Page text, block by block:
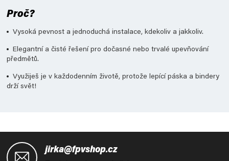
Proč?
Vysoká pevnost a jednoduchá instalace, kdekoliv a jakkoliv.
Elegantní a čisté řešení pro dočasné nebo trvalé upevňování
předmětů.
Využiješ je v každodenním životě, protože lepící páska a bindery
drží svět!
jirka@fpvshop.cz